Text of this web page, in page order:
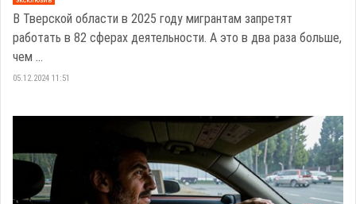
В Тверской области в 2025 году мигрантам запретят
работать в 82 сферах деятельности. А это в два раза больше,
чем ...
05.12.2024 11:51